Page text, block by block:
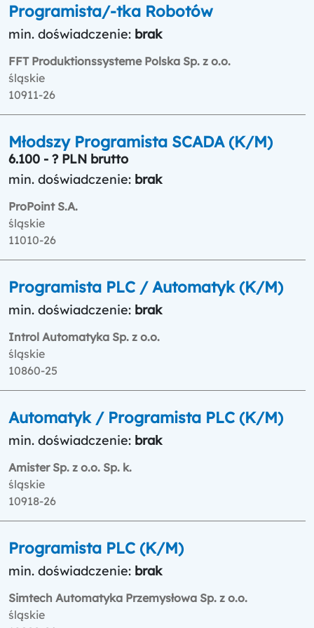
Programista/-tka Robotów
min. doświadczenie: brak
FFT Produktionssysteme Polska Sp. z o.o.
śląskie
10911-26
Młodszy Programista SCADA (K/M)
6.100 - ? PLN brutto
min. doświadczenie: brak
ProPoint S.A.
śląskie
11010-26
Programista PLC / Automatyk (K/M)
min. doświadczenie: brak
Introl Automatyka Sp. z o.o.
śląskie
10860-25
Automatyk / Programista PLC (K/M)
min. doświadczenie: brak
Amister Sp. z o.o. Sp. k.
śląskie
10918-26
Programista PLC (K/M)
min. doświadczenie: brak
Simtech Automatyka Przemysłowa Sp. z o.o.
śląskie